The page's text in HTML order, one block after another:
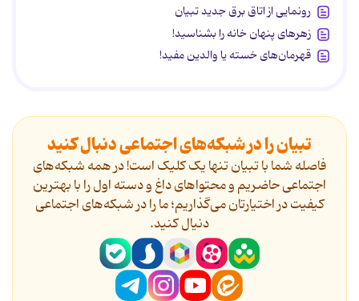
رونمایی از اتاق برق جدید تبیان
زهرهای پنهان خانه را بشناسید!
قهرمان‌های خسته یا والدین مفید!
تبیان را در شبکه‌های اجتماعی دنبال کنید
فاصله شما با تبیان تنها یک کلیک است! در همه شبکه‌های
اجتماعی حاضریم و محتواهای داغ و دسته اول را با بهترین
کیفیت در اختیارتان می‌گذاریم؛ ما را در شبکه‌های اجتماعی
دنیال کنید.